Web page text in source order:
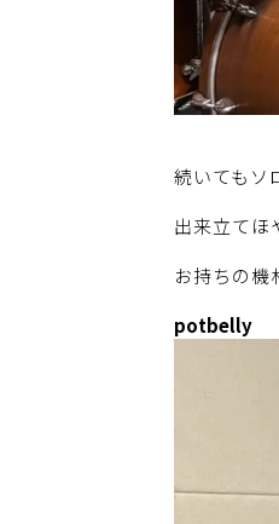
続いてもソ
出来立てほ
お持ちの機
potbelly